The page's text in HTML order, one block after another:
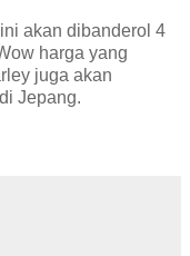
akan dibanderol 4
harga yang
juga akan
Jepang.